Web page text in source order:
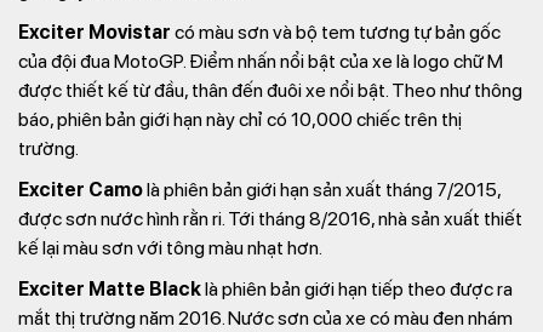
Exciter Movistar có màu sơn và bộ tem tương tự bản gốc
của đội đua MotoGP. Điểm nhấn nổi bật của xe là logo chữ M
được thiết kế từ đầu, thân đến đuôi xe nổi bật. Theo như thông
báo, phiên bản giới hạn này chỉ có 10,000 chiếc trên thị
trường.
Exciter Camolà phiên bản giới hạn sản xuất tháng 7/2015,
được sơn nước hình rằn ri. Tới tháng 8/2016, nhà sản xuất thiết
kế lại màu sơn với tông màu nhạt hơn.
Exciter Matte Blacklà phiên bản giới hạn tiếp theo được ra
mắt thị trường năm 2016. Nước sơn của xe có màu đen nhám